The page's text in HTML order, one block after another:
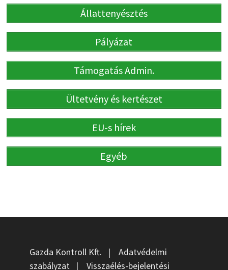
Állattenyésztés
Pályázat
Támogatás Admin.
Ültetvény és kertészet
EU-s hírek
Egyéb
Gazda Kontroll Kft. | Adatvédelmi
szabályzat| Visszaélés-bejelentési